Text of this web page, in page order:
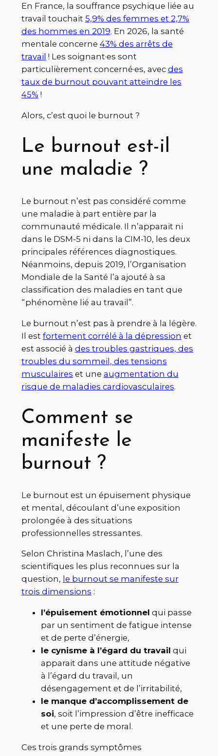
En France, la souffrance psychique liée au
travail touchait 5,9% des femmes et 2,7%
des hommes en 2019. En 2026, la santé
mentale concerne 43% des arrêts de
travail ! Les soignant·es sont
particulièrement concerné·es, avec des
taux de burnout pouvant atteindre les
45% !
Alors, c’est quoi le burnout ?
Le burnout est-il
une maladie ?
Le burnout n’est pas considéré comme
une maladie à part entière par la
communauté médicale. Il n’apparait ni
dans le DSM-5 ni dans la CIM-10, les deux
principales références diagnostiques.
Néanmoins, depuis 2019, l’Organisation
Mondiale de la Santé l’a ajouté à sa
classification des maladies en tant que
“phénomène lié au travail”.
Le burnout n’est pas à prendre à la légère.
Il est fortement corrélé à la dépression et
est associé à des troubles gastriques, des
troubles du sommeil, des tensions
musculaires et une augmentation du
risque de maladies cardiovasculaires.
Comment se
manifeste le
burnout ?
Le burnout est un épuisement physique
et mental, découlant d’une exposition
prolongée à des situations
professionnelles stressantes.
Selon Christina Maslach, l’une des
scientifiques les plus reconnues sur la
question, le burnout se manifeste sur
trois dimensions :
l’épuisement émotionnel qui passe
par un sentiment de fatigue intense
et de perte d’énergie,
le cynisme à l’égard du travail qui
apparait dans une attitude négative
à l’égard du travail, un
désengagement et de l’irritabilité,
le manque d’accomplissement de
soi, soit l’impression d’être inefficace
et une perte de moral.
Ces trois grands symptômes